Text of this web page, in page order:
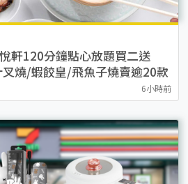
軒120分鐘點心放題買二送
燒/蝦餃皇/飛魚子燒賣逾20款
6小時前